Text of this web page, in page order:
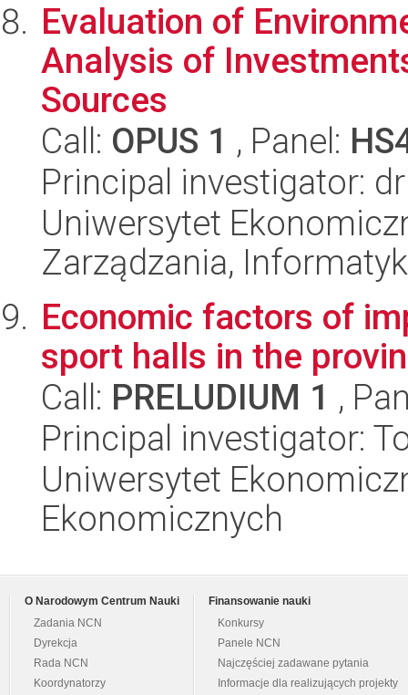
Evaluation of
Analysis of
Sources
Call: OPUS 1 , Panel:
Principal investigator:
Uniwersytet
Zarządzania,
Economic factors of
sport halls in the
Call: PRELUDIUM 1 ,
Principal investigator:
Uniwersytet
Ekonomicznych
O Narodowym Centrum Nauki
Zadania NCN
Dyrekcja
Rada NCN
Koordynatorzy
Finansowanie nauki
Konkursy
Panele NCN
Najczęściej zadawane pytania
Informacje dla realizujących projekty